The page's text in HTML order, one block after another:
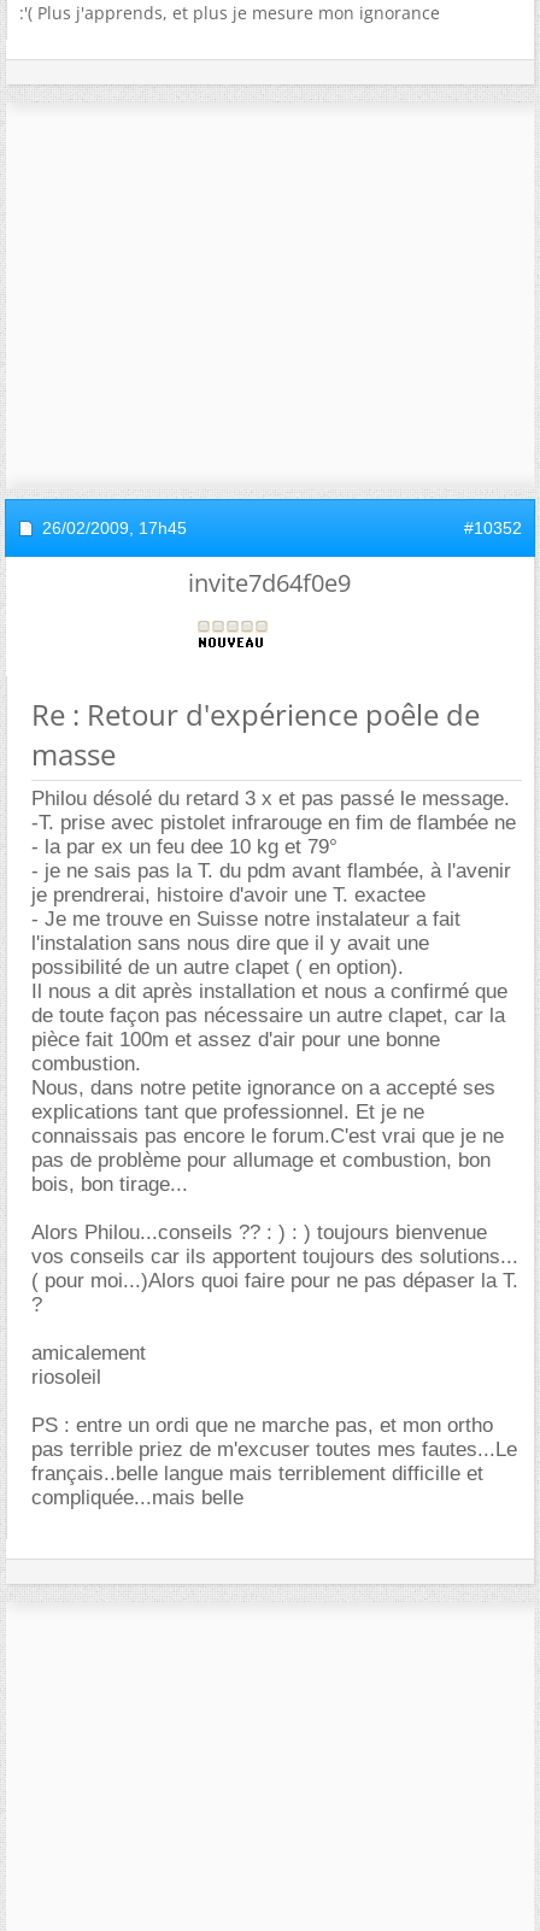
:'( Plus j'apprends, et plus je mesure mon ignorance
26/02/2009, 17h45 #10352
invite7d64f0e9
Re : Retour d'expérience poêle de
masse
Philou désolé du retard 3 x et pas passé le message.
-T. prise avec pistolet infrarouge en fim de flambée ne
- la par ex un feu dee 10 kg et 79°
- je ne sais pas la T. du pdm avant flambée, à l'avenir
je prendrerai, histoire d'avoir une T. exactee
- Je me trouve en Suisse notre instalateur a fait
l'instalation sans nous dire que il y avait une
possibilité de un autre clapet ( en option).
Il nous a dit après installation et nous a confirmé que
de toute façon pas nécessaire un autre clapet, car la
pièce fait 100m et assez d'air pour une bonne
combustion.
Nous, dans notre petite ignorance on a accepté ses
explications tant que professionnel. Et je ne
connaissais pas encore le forum.C'est vrai que je ne
pas de problème pour allumage et combustion, bon
bois, bon tirage...
Alors Philou...conseils ?? : ) : ) toujours bienvenue
vos conseils car ils apportent toujours des solutions...
( pour moi...)Alors quoi faire pour ne pas dépaser la T.
?
amicalement
riosoleil
PS : entre un ordi que ne marche pas, et mon ortho
pas terrible priez de m'excuser toutes mes fautes...Le
français..belle langue mais terriblement difficille et
compliquée...mais belle